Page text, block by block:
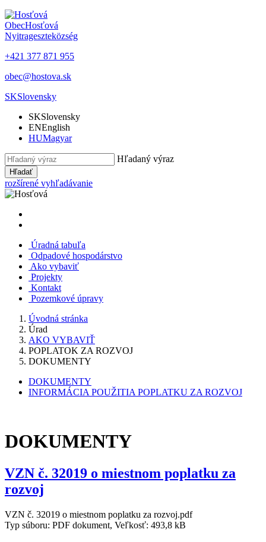
ObecHosťová
Nyitrageszteközség
+421 377 871 955
obec@hostova.sk
SKSlovensky
SKSlovensky
ENEnglish
HUMagyar
Hľadaný výraz
Hľadať
rozšírené vyhľadávanie
Úradná tabuľa
Odpadové hospodárstvo
Ako vybaviť
Projekty
Kontakt
Pozemkové úpravy
Úvodná stránka
Úrad
AKO VYBAVIŤ
POPLATOK ZA ROZVOJ
DOKUMENTY
DOKUMENTY
INFORMÁCIA POUŽITIA POPLATKU ZA ROZVOJ
DOKUMENTY
VZN č. 32019 o miestnom poplatku za
rozvoj
VZN č. 32019 o miestnom poplatku za rozvoj.pdf
Typ súboru: PDF dokument, Veľkosť: 493,8 kB